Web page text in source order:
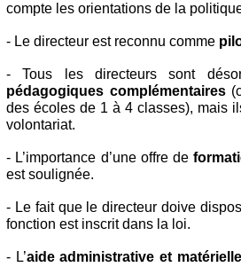
compte les orientations de la
- Le directeur est reconnu comme
- Tous les directeurs sont
pédagogiques complémentaires
des écoles de 1 à 4 classes), mais
volontariat.
- L’importance d’une offre de
est soulignée.
- Le fait que le directeur doive
fonction est inscrit dans la loi.
- L’aide administrative et matérielle